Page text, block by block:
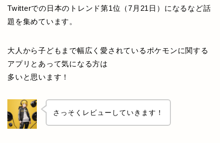
Twitterでの日本のトレンド第1位（7月21日）になるなど話
題を集めています。
大人から子どもまで幅広く愛されているポケモンに関する
アプリとあって気になる方は
多いと思います！
さっそくレビューしていきます！